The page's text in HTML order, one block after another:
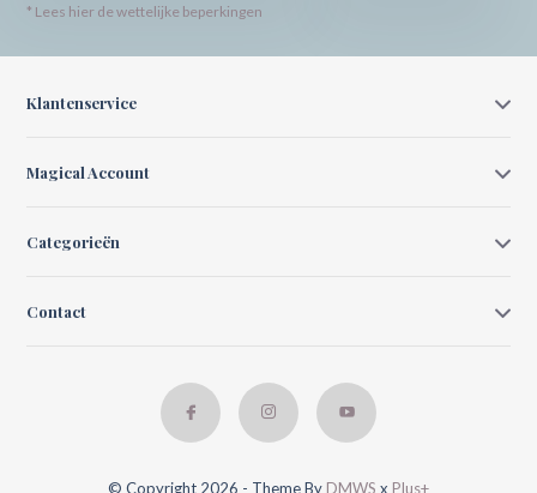
* Lees hier de wettelijke beperkingen
Klantenservice
Magical Account
Categorieën
Contact
© Copyright 2026 - Theme By DMWS x Plus+